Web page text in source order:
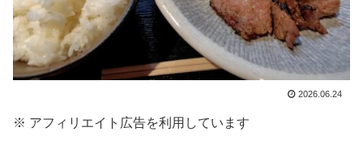
2026.06.24
※ アフィリエイト広告を利用しています